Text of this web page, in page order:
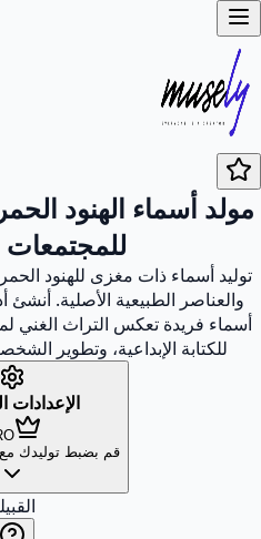
مولد أسماء الهنود
للمجتمعات
توليد أسماء ذات مغزى للهنود
والعناصر الطبيعية الأصلية.
أسماء فريدة تعكس التراث الغني
للكتابة الإبداعية، وتطوير
الإعدادات
قم بضبط توليدك